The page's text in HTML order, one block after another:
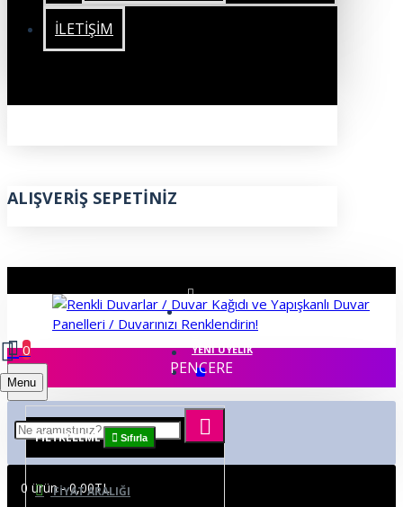
İLETIŞIM
ALIŞVERIŞ SEPETINIZ
ÜYE GIRIŞI
YENI ÜYELIK
Menu
0
0 ürün - 0,00TL
PENCERE
FILTRELEME Sıfırla
FIYAT ARALIĞI